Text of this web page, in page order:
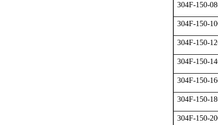
304F-150-
304F-150-
304F-150-
304F-150-
304F-150-
304F-150-
304F-150-